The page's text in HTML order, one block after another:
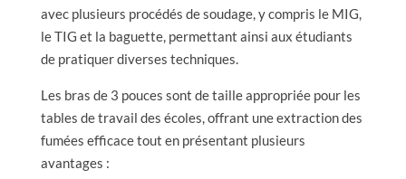
avec plusieurs procédés de soudage, y compris le MIG,
le TIG et la baguette, permettant ainsi aux étudiants
de pratiquer diverses techniques.
Les bras de 3 pouces sont de taille appropriée pour les
tables de travail des écoles, offrant une extraction des
fumées efficace tout en présentant plusieurs
avantages :